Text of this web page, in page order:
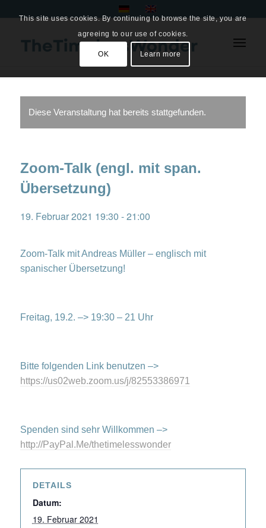
Diese Veranstaltung hat bereits stattgefunden.
Zoom-Talk (engl. mit span.
Übersetzung)
19. Februar 2021 19:30 -21:00
Zoom-Talk mit Andreas Müller – englisch mit
spanischer Übersetzung!
Freitag, 19.2. –> 19:30 – 21 Uhr
Bitte folgenden Link benutzen –>
https://us02web.zoom.us/j/82553386971
Spenden sind sehr Willkommen –>
http://PayPal.Me/thetimelesswonder
DETAILS
Datum:
19. Februar 2021
This site uses cookies. By continuing to browse the site, you are
agreeing to our use of cookies.
OK Learn more